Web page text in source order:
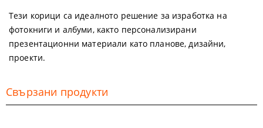
Тези корици са идеалното решение за изработка на
фотокниги и албуми, както персонализирани
презентационни материали като планове, дизайни,
проекти.
Свързани продукти